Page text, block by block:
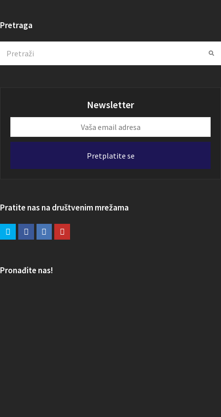
Pretraga
Newsletter
email
Pretplatite se
Pratite nas na društvenim mrežama
Pronađite nas!